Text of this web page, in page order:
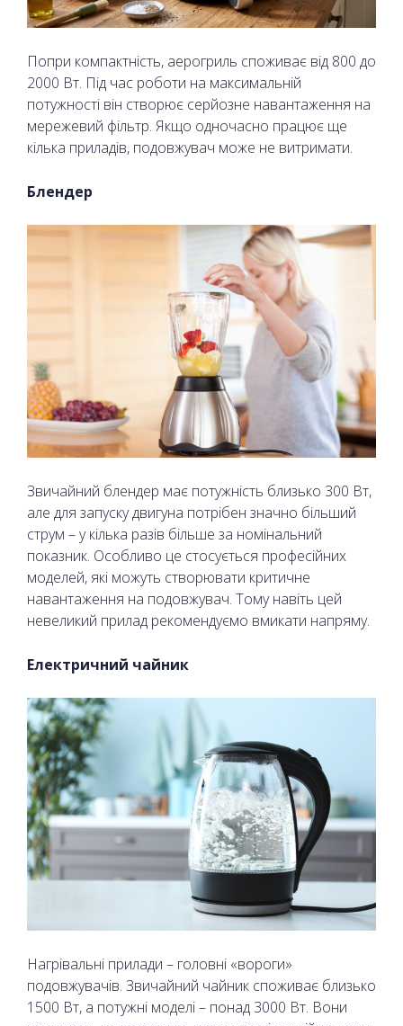
Попри компактність, аерогриль споживає від 800 до
2000 Вт. Під час роботи на максимальній
потужності він створює серйозне навантаження на
мережевий фільтр. Якщо одночасно працює ще
кілька приладів, подовжувач може не витримати.
Блендер
Звичайний блендер має потужність близько 300 Вт,
але для запуску двигуна потрібен значно більший
струм – у кілька разів більше за номінальний
показник. Особливо це стосується професійних
моделей, які можуть створювати критичне
навантаження на подовжувач. Тому навіть цей
невеликий прилад рекомендуємо вмикати напряму.
Електричний чайник
Нагрівальні прилади – головні «вороги»
подовжувачів. Звичайний чайник споживає близько
1500 Вт, а потужні моделі – понад 3000 Вт. Вони